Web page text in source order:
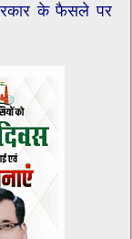
के फैसले पर